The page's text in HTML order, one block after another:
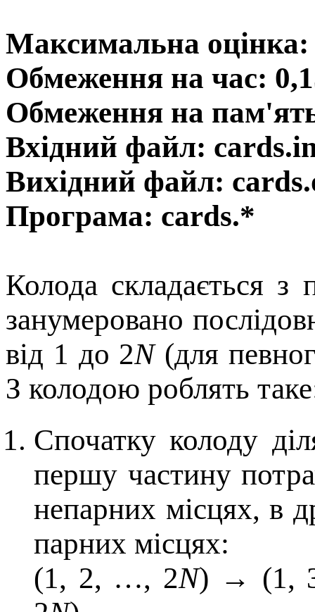
Максимальна оцінка:
Обмеження на час:
Обмеження на
Вхідний файл:
Вихідний файл:
Програма: cards.*
Колода складається з
занумеровано
від 1 до 2N(для
З колодою роблять
Спочатку колоду
першу частину
непарних місцях, в
парних місцях:
(1, 2, …, 2N) → (1,